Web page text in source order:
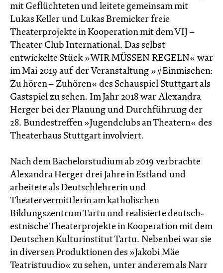
mit Geflüchteten und leitete gemeinsam mit
Lukas Keller und Lukas Bremicker freie
Theaterprojekte in Kooperation mit dem VIJ –
Theater Club International. Das selbst
entwickelte Stück »WIR MÜSSEN REGELN« war
im Mai 2019 auf der Veranstaltung »#Einmischen:
Zu hören – Zuhören« des Schauspiel Stuttgart als
Gastspiel zu sehen. Im Jahr 2018 war Alexandra
Herger bei der Planung und Durchführung der
28. Bundestreffen »Jugendclubs an Theatern« des
Theaterhaus Stuttgart involviert.
Nach dem Bachelorstudium ab 2019 verbrachte
Alexandra Herger drei Jahre in Estland und
arbeitete als Deutschlehrerin und
Theatervermittlerin am katholischen
Bildungszentrum Tartu und realisierte deutsch-
estnische Theaterprojekte in Kooperation mit dem
Deutschen Kulturinstitut Tartu. Nebenbei war sie
in diversen Produktionen des »Jakobi Mäe
Teatristuudio« zu sehen, unter anderem als Narr